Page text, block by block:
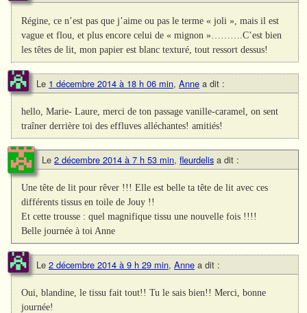
Régine, ce n’est pas que j’aime ou pas le terme « joli », mais il est
vague et flou, et plus encore celui de « mignon »……….C’est bien
les têtes de lit, mon papier est blanc texturé, tout ressort dessus!
Le 1 décembre 2014 à 18 h 06 min, Anne a dit :
hello, Marie- Laure, merci de ton passage vanille-caramel, on sent
traîner derrière toi des effluves alléchantes! amitiés!
Le 2 décembre 2014 à 7 h 53 min, fleurdelis a dit :
Une tête de lit pour rêver !!! Elle est belle ta tête de lit avec ces
différents tissus en toile de Jouy !!
Et cette trousse : quel magnifique tissu une nouvelle fois !!!!
Belle journée à toi Anne
Le 2 décembre 2014 à 9 h 29 min, Anne a dit :
Oui, blandine, le tissu fait tout!! Tu le sais bien!! Merci, bonne
journée!